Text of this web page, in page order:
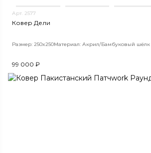
Арт. 2577
Ковер Дели
Размер: 250x250Материал: Акрил/Бамбуковый шёлк
99 000 ₽